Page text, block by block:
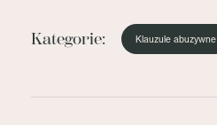
Kategorie: Klauzule abuzywne